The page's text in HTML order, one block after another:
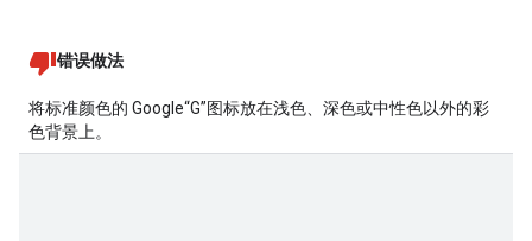
错误做法
将标准颜色的 Google“G”图标放在浅色、深色或中性色以外的彩
色背景上。